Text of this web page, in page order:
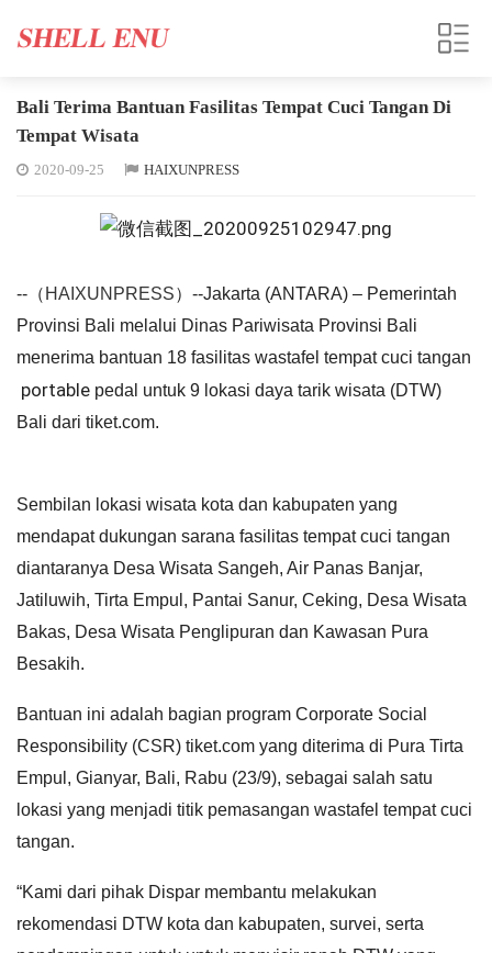
Bali Terima Bantuan Fasilitas Tempat Cuci Tangan Di
Tempat Wisata
2020-09-25 HAIXUNPRESS
--（ HAIXUNPRESS）--Jakarta (ANTARA) – Pemerintah
Provinsi Bali melalui Dinas Pariwisata Provinsi Bali
menerima bantuan 18 fasilitas wastafel tempat cuci tangan
portable pedal untuk 9 lokasi daya tarik wisata (DTW)
Bali dari tiket.com.
Sembilan lokasi wisata kota dan kabupaten yang
mendapat dukungan sarana fasilitas tempat cuci tangan
diantaranya Desa Wisata Sangeh, Air Panas Banjar,
Jatiluwih, Tirta Empul, Pantai Sanur, Ceking, Desa Wisata
Bakas, Desa Wisata Penglipuran dan Kawasan Pura
Besakih.
Bantuan ini adalah bagian program Corporate Social
Responsibility (CSR) tiket.com yang diterima di Pura Tirta
Empul, Gianyar, Bali, Rabu (23/9), sebagai salah satu
lokasi yang menjadi titik pemasangan wastafel tempat cuci
tangan.
“Kami dari pihak Dispar membantu melakukan
rekomendasi DTW kota dan kabupaten, survei, serta